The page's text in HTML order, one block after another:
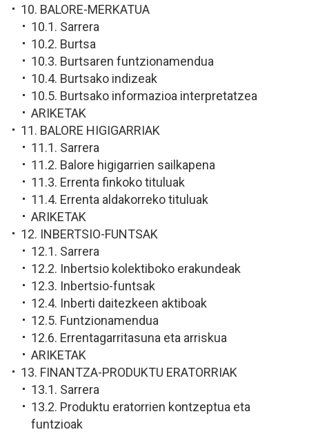
10. BALORE-MERKATUA
10.1. Sarrera
10.2. Burtsa
10.3. Burtsaren funtzionamendua
10.4. Burtsako indizeak
10.5. Burtsako informazioa interpretatzea
ARIKETAK
11. BALORE HIGIGARRIAK
11.1. Sarrera
11.2. Balore higigarrien sailkapena
11.3. Errenta finkoko tituluak
11.4. Errenta aldakorreko tituluak
ARIKETAK
12. INBERTSIO-FUNTSAK
12.1. Sarrera
12.2. Inbertsio kolektiboko erakundeak
12.3. Inbertsio-funtsak
12.4. Inberti daitezkeen aktiboak
12.5. Funtzionamendua
12.6. Errentagarritasuna eta arriskua
ARIKETAK
13. FINANTZA-PRODUKTU ERATORRIAK
13.1. Sarrera
13.2. Produktu eratorrien kontzeptua eta
funtzioak